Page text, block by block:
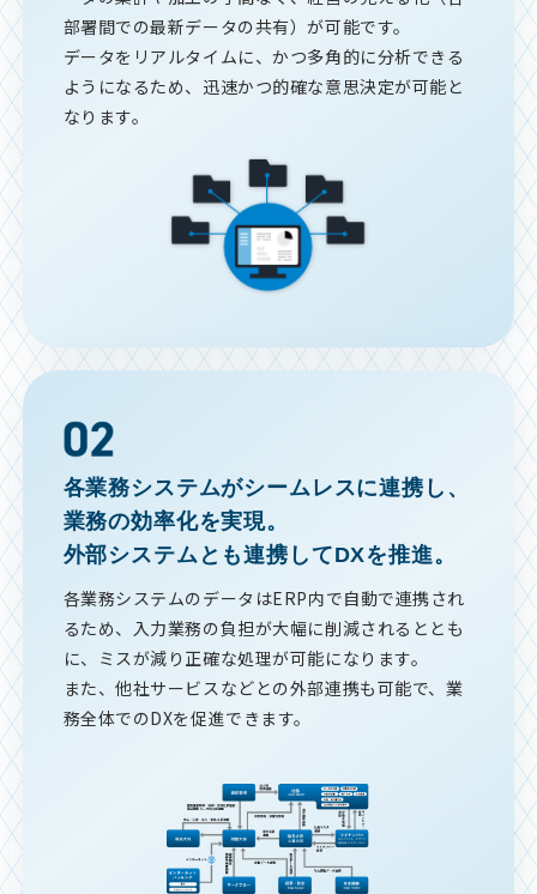
部署間での最新データの共有）が可能です。
データをリアルタイムに、かつ多角的に分析できる
ようになるため、迅速かつ的確な意思決定が可能と
なります。
各業務システムがシームレスに連携し、
業務の効率化を実現。
外部システムとも連携してDXを推進。
各業務システムのデータはERP内で自動で連携され
るため、入力業務の負担が大幅に削減されるととも
に、ミスが減り正確な処理が可能になります。
また、他社サービスなどとの外部連携も可能で、業
務全体でのDXを促進できます。